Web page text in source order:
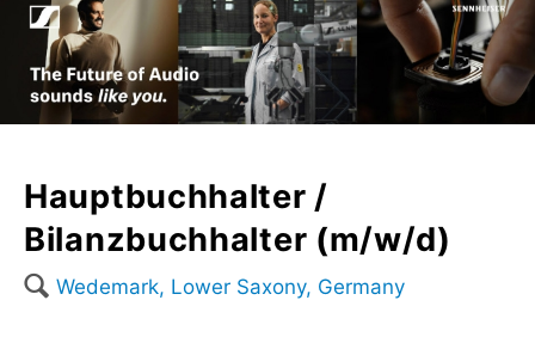
Hauptbuchhalter /
Bilanzbuchhalter (m/w/d)
🔍 Wedemark, Lower Saxony, Germany